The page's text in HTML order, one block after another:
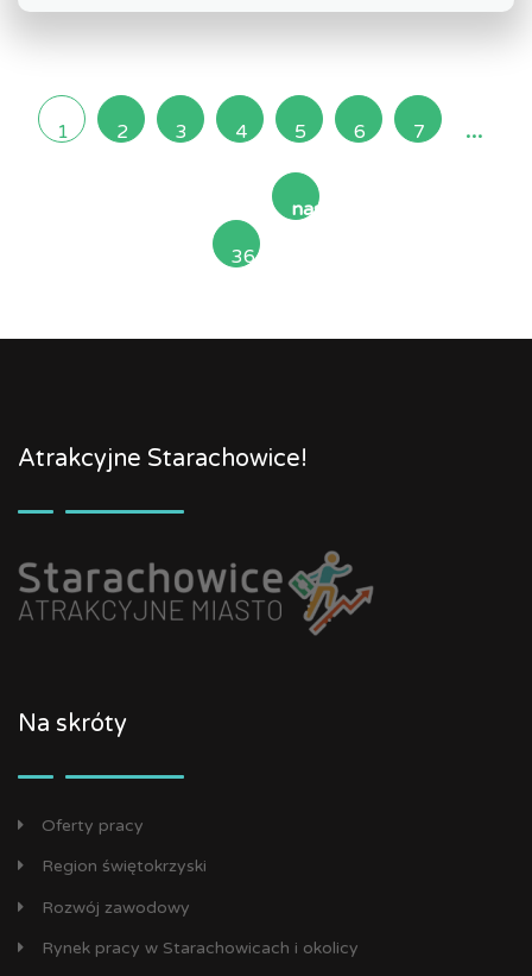
1 2 3 4 5 6 7 ...
36
następna
Atrakcyjne Starachowice!
Na skróty
Oferty pracy
Region świętokrzyski
Rozwój zawodowy
Rynek pracy w Starachowicach i okolicy